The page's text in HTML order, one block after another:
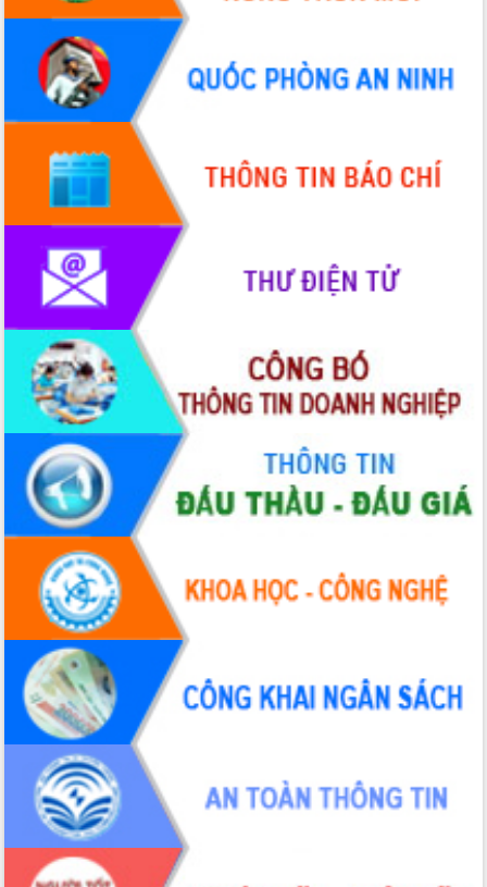
Phát động chiến dịch 30 ngày đêm
giải phóng mặt bằng Tuyến đường bộ
ven biển
Đắk Lắk nỗ lực thúc đẩy tăng trưởng
kinh tế từ 10% trở lên trong Quý
II/2026
Đắk Lắk ký kết thỏa thuận hợp tác về
chuyển đổi số giai đoạn 2026 – 2030
với Tập đoàn Bưu chính Viễn thông
Việt Nam
Thứ trưởng Bộ Y tế làm việc với tỉnh
Đắk Lắk về phát triển nhân lực y tế
cho trạm y tế cấp xã
Du lịch Đắk Lắk nâng tầm trải nghiệm
du khách thông qua Hệ thống cơ sở dữ
liệu và Bản đồ số
Tập huấn ứng dụng trí tuệ nhân tạo (AI)
trong thương mại điện tử năm 2026
Đoàn đại biểu Quốc hội tỉnh Đắk Lắk
trao đổi thông tin trước Kỳ họp thứ
nhất, Quốc hội khóa XVI
Quyết liệt cải cách hành chính, khơi
thông nguồn lực phát triển
Nâng cao hiệu lực, hiệu quả HĐND
tỉnh thông qua hiện đại hóa hành chính
Xã Ea Phê gắn cải cách hành chính với
chuyển đổi số
Phó Chủ tịch Thường trực UBND tỉnh
Hồ Thị Nguyên Thảo làm việc tại Trung
tâm Phục vụ hành chính công xã Ea
Phê
Xây dựng nền hành chính số đồng
hành cùng nông dân dân, doanh nghiệp
Giai đoạn 2026-2030, Đắk Lắk phấn
đấu có 77% xã đạt chuẩn nông thôn
mới